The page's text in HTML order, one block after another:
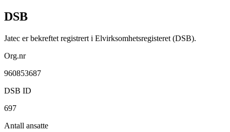
DSB
Jatec er bekreftet registrert i Elvirksomhetsregisteret (DSB).
Org.nr
960853687
DSB ID
697
Antall ansatte